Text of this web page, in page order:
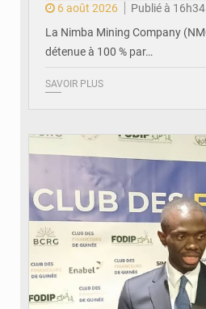
6 août 2026
Publié à 16h34
La Nimba Mining Company
détenue à 100 % par…
SAVOIR PLUS